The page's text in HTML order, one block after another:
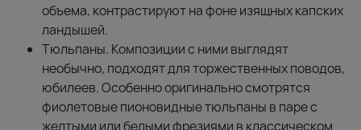
объема, контрастируют на фоне изящных капских
ландышей.
Тюльпаны. Композиции с ними выглядят
необычно, подходят для торжественных поводов,
юбилеев. Особенно оригинально смотрятся
фиолетовые пионовидные тюльпаны в паре с
желтыми или белыми фрезиями в классическом